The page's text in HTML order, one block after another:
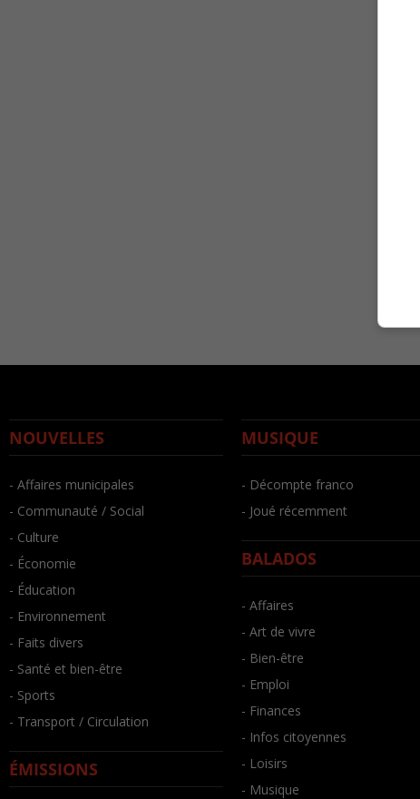
NOUVELLES
- Affaires municipales
- Communauté / Social
- Culture
- Économie
- Éducation
- Environnement
- Faits divers
- Santé et bien-être
- Sports
- Transport / Circulation
ÉMISSIONS
MUSIQUE
- Décompte franco
- Joué récemment
BALADOS
- Affaires
- Art de vivre
- Bien-être
- Emploi
- Finances
- Infos citoyennes
- Loisirs
- Musique